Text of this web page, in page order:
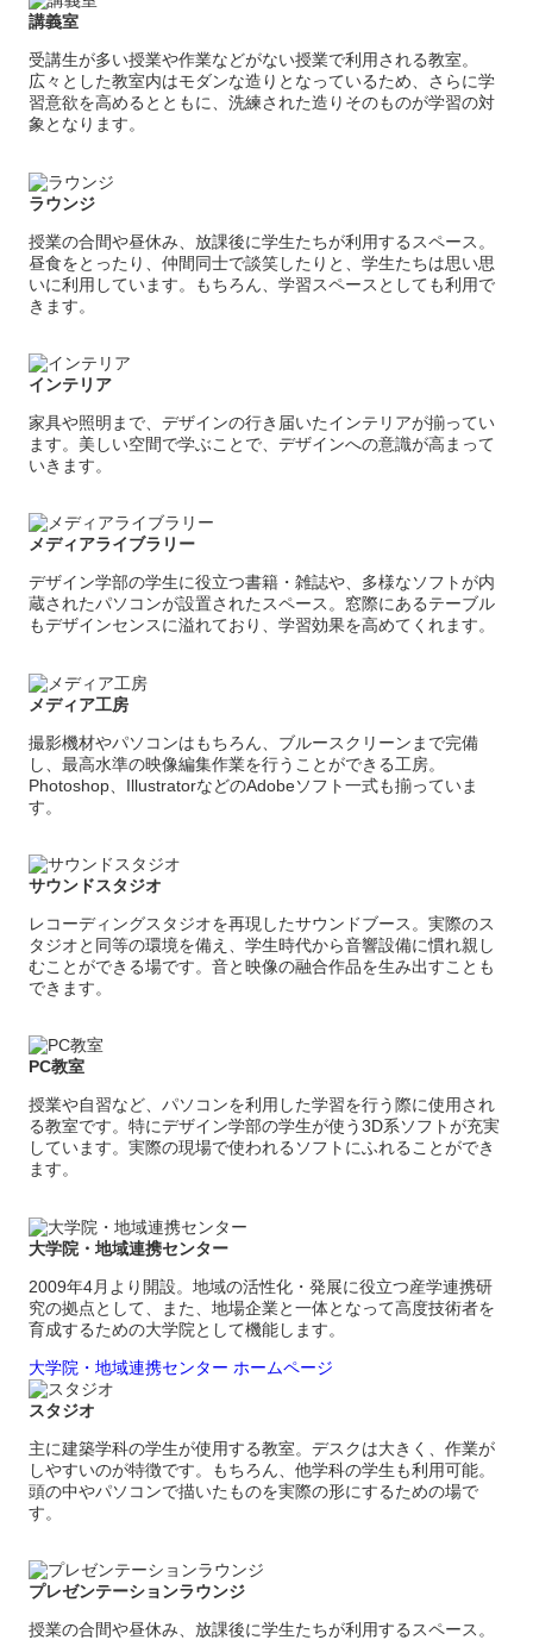
講義室
受講生が多い授業や作業などがない授業で利用される教室。
広々とした教室内はモダンな造りとなっているため、さらに学
習意欲を高めるとともに、洗練された造りそのものが学習の対
象となります。
ラウンジ
授業の合間や昼休み、放課後に学生たちが利用するスペース。
昼食をとったり、仲間同士で談笑したりと、学生たちは思い思
いに利用しています。もちろん、学習スペースとしても利用で
きます。
インテリア
家具や照明まで、デザインの行き届いたインテリアが揃ってい
ます。美しい空間で学ぶことで、デザインへの意識が高まって
いきます。
メディアライブラリー
デザイン学部の学生に役立つ書籍・雑誌や、多様なソフトが内
蔵されたパソコンが設置されたスペース。窓際にあるテーブル
もデザインセンスに溢れており、学習効果を高めてくれます。
メディア工房
撮影機材やパソコンはもちろん、ブルースクリーンまで完備
し、最高水準の映像編集作業を行うことができる工房。
Photoshop、IllustratorなどのAdobeソフト一式も揃っていま
す。
サウンドスタジオ
レコーディングスタジオを再現したサウンドブース。実際のス
タジオと同等の環境を備え、学生時代から音響設備に慣れ親し
むことができる場です。音と映像の融合作品を生み出すことも
できます。
PC教室
授業や自習など、パソコンを利用した学習を行う際に使用され
る教室です。特にデザイン学部の学生が使う3D系ソフトが充実
しています。実際の現場で使われるソフトにふれることができ
ます。
大学院・地域連携センター
2009年4月より開設。地域の活性化・発展に役立つ産学連携研
究の拠点として、また、地場企業と一体となって高度技術者を
育成するための大学院として機能します。
大学院・地域連携センター ホームページ
スタジオ
主に建築学科の学生が使用する教室。デスクは大きく、作業が
しやすいのが特徴です。もちろん、他学科の学生も利用可能。
頭の中やパソコンで描いたものを実際の形にするための場で
す。
プレゼンテーションラウンジ
授業の合間や昼休み、放課後に学生たちが利用するスペース。